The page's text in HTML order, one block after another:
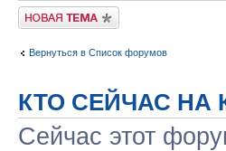
Новая тема
Вернуться в Список форумов
КТО СЕЙЧАС НА
Сейчас этот